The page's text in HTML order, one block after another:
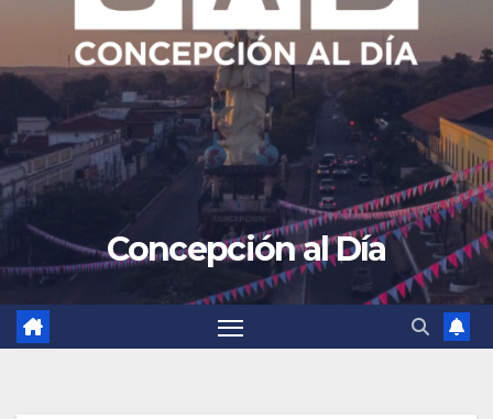
Concepción al Día